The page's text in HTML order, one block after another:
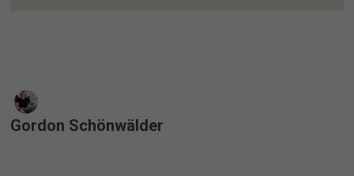
Gordon Schönwälder